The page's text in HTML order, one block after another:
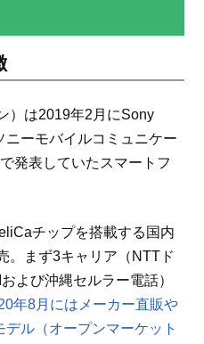
）は2019年2月にSony
ーモバイルコミュニケー
発表していたスマートフ
チップを搭載する国内
。まず3キャリア（NTTド
よび沖縄セルラー電話）
年8月にはメーカー直販や
ル（オープンマーケット